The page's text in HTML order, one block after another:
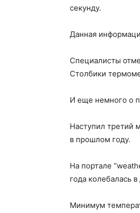
секунду.
Данная
Специалисты
Столбики
И еще немного о
Наступил третий
в прошлом году.
На портале
года колебалась
Минимум